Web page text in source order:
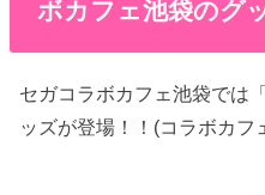
ボカフェ池袋のグ
セガコラボカフェ池袋では
ッズが登場！！(コラボカ